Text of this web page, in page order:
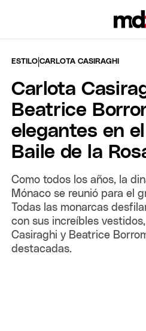
ESTILO |CARLOTA CASIRAGHI
Carlota
Beatrice
elegantes en
Baile de la
Como todos los años, la
Mónaco se reunió para el
Todas las monarcas
con sus increíbles
Casiraghi y Beatrice
destacadas.